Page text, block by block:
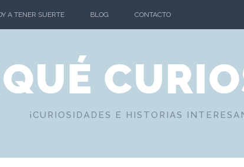
A TENER SUERTE BLOG CONTACTO
¡CURIOSIDADES E HISTORIAS